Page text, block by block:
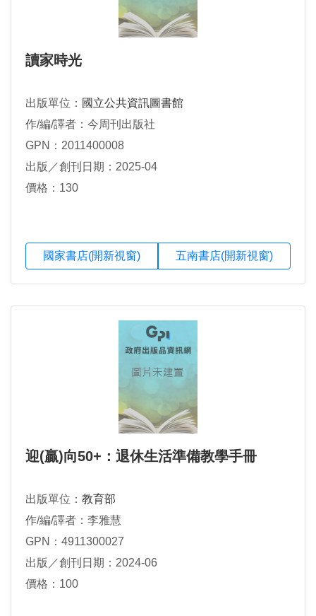
讀家時光
出版單位： 國立公共資訊圖書館
作/編/譯者：今周刊出版社
GPN：2011400008
出版／創刊日期：2025-04
價格：130
國家書店(開新視窗) 五南書店(開新視窗)
迎(贏)向50+：退休生活準備教學手冊
出版單位： 教育部
作/編/譯者：李雅慧
GPN：4911300027
出版／創刊日期：2024-06
價格：100